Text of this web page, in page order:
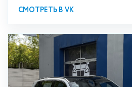
СМОТРЕТЬ В VK